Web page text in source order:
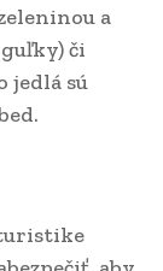
a
či
jedlá sú